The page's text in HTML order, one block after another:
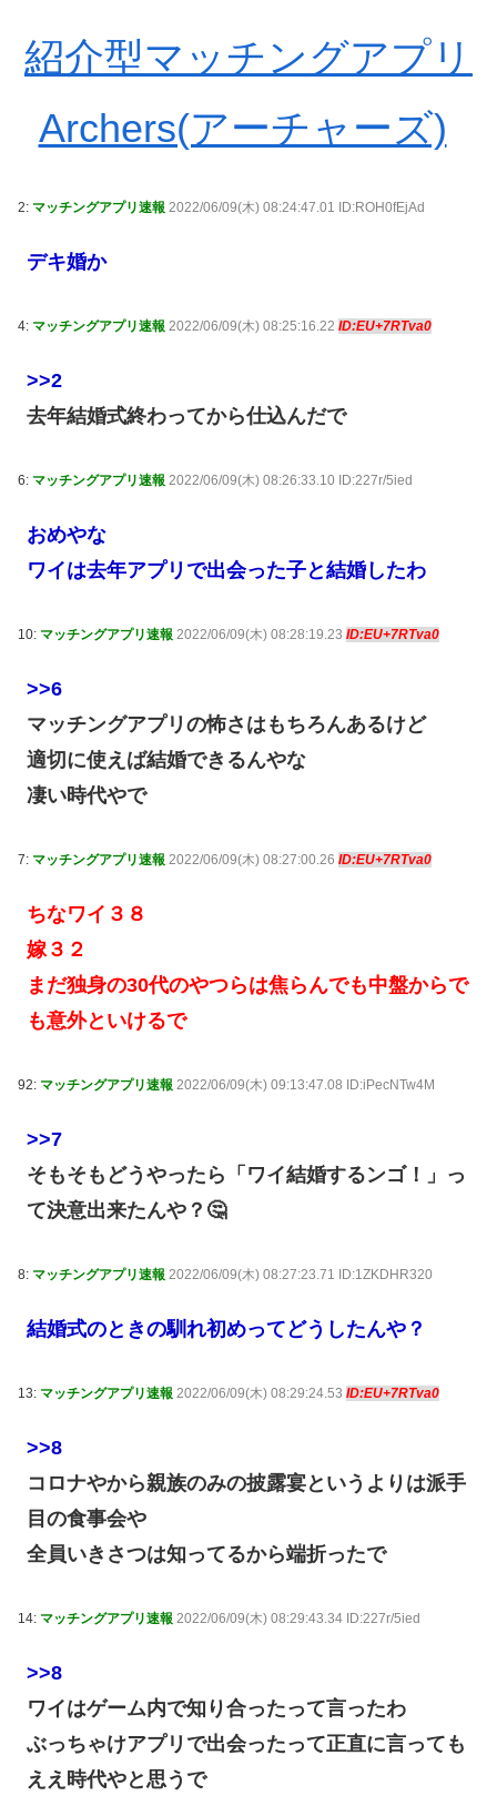
紹介型マッチングアプリ
Archers(アーチャーズ)
2: マッチングアプリ速報 2022/06/09(木) 08:24:47.01 ID:ROH0fEjAd
デキ婚か
4: マッチングアプリ速報 2022/06/09(木) 08:25:16.22 ID:EU+7RTva0
>>2
去年結婚式終わってから仕込んだで
6: マッチングアプリ速報 2022/06/09(木) 08:26:33.10 ID:227r/5ied
おめやな
ワイは去年アプリで出会った子と結婚したわ
10: マッチングアプリ速報 2022/06/09(木) 08:28:19.23 ID:EU+7RTva0
>>6
マッチングアプリの怖さはもちろんあるけど
適切に使えば結婚できるんやな
凄い時代やで
7: マッチングアプリ速報 2022/06/09(木) 08:27:00.26 ID:EU+7RTva0
ちなワイ３８
嫁３２
まだ独身の30代のやつらは焦らんでも中盤からで
も意外といけるで
92: マッチングアプリ速報 2022/06/09(木) 09:13:47.08 ID:iPecNTw4M
>>7
そもそもどうやったら「ワイ結婚するンゴ！」っ
て決意出来たんや？🤔
8: マッチングアプリ速報 2022/06/09(木) 08:27:23.71 ID:1ZKDHR320
結婚式のときの馴れ初めってどうしたんや？
13: マッチングアプリ速報 2022/06/09(木) 08:29:24.53 ID:EU+7RTva0
>>8
コロナやから親族のみの披露宴というよりは派手
目の食事会や
全員いきさつは知ってるから端折ったで
14: マッチングアプリ速報 2022/06/09(木) 08:29:43.34 ID:227r/5ied
>>8
ワイはゲーム内で知り合ったって言ったわ
ぶっちゃけアプリで出会ったって正直に言っても
ええ時代やと思うで